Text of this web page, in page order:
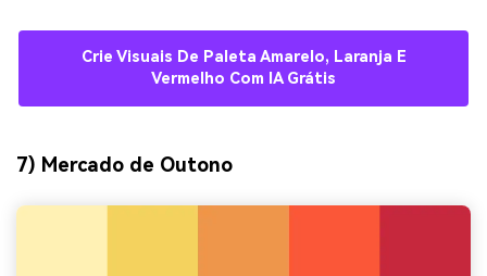
Crie Visuais De Paleta Amarelo, Laranja E
Vermelho Com IA Grátis
7) Mercado de Outono